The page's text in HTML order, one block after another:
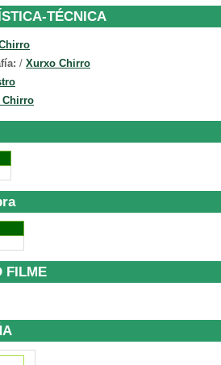
TÉCNICA
/ Xurxo Chirro
Chirro
FILME